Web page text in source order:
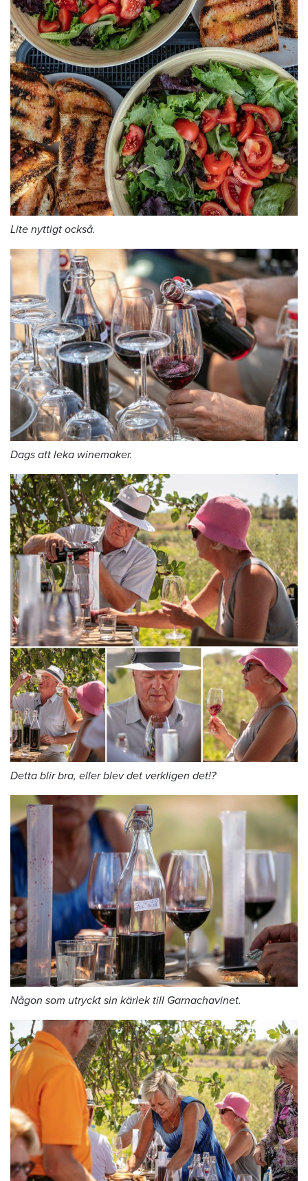
Lite nyttigt också.
Dags att leka winemaker.
Detta blir bra, eller blev det verkligen det!?
Någon som utryckt sin kärlek till Garnachavinet.